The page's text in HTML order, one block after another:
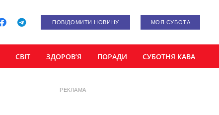
ПОВІДОМИТИ НОВИНУ МОЯ СУБОТА
СВІТ ЗДОРОВ’Я ПОРАДИ СУБОТНЯ КАВА
РЕКЛАМА